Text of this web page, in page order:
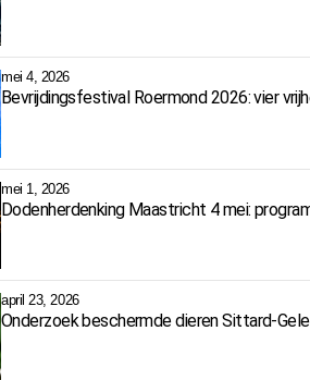
mei 4, 2026
Bevrijdingsfestival Roermond 2026: vier
mei 1, 2026
Dodenherdenking Maastricht 4 mei:
april 23, 2026
Onderzoek beschermde dieren Sittard-